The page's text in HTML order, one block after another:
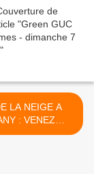
LA NEIGE A
: VENEZ
NOMBREUX ! >